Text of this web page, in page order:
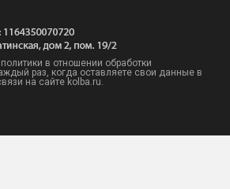
в отношении обработки
раз, когда оставляете свои данные в
на сайте kolba.ru.